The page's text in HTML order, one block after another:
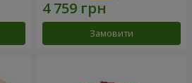
Замовити